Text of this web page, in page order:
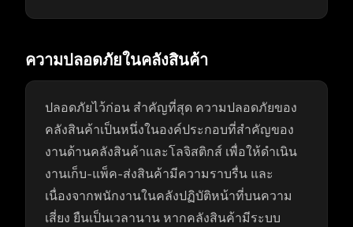
ความปลอดภัยในคลังสินค้า
ปลอดภัยไว้ก่อน สำคัญที่สุด ความปลอดภัยของ
คลังสินค้าเป็นหนึ่งในองค์ประกอบที่สำคัญของ
งานด้านคลังสินค้าและโลจิสติกส์ เพื่อให้ดำเนิน
งานเก็บ-แพ็ค-ส่งสินค้ามีความราบรื่น และ
เนื่องจากพนักงานในคลังปฏิบัติหน้าที่บนความ
เสี่ยง ยืนเป็นเวลานาน หากคลังสินค้ามีระบบ